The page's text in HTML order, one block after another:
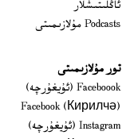
ئاڭلىتىشلار
Podcasts مۇلازىمىتى
تور مۇلازىمىتى
Faceboook (ئۇيغۇرچە)
Facebook (Кирилчә)
Instagram (ئۇيغۇرچە)